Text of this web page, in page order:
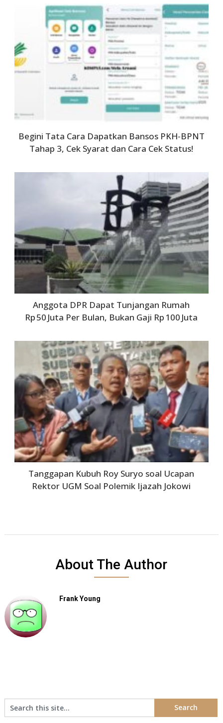
Begini Tata Cara Dapatkan Bansos PKH‑BPNT
Tahap 3, Cek Syarat dan Cara Cek Status!
Anggota DPR Dapat Tunjangan Rumah
Rp 50 Juta Per Bulan, Bukan Gaji Rp 100 Juta
Tanggapan Kubuh Roy Suryo soal Ucapan
Rektor UGM Soal Polemik Ijazah Jokowi
About The Author
Frank Young